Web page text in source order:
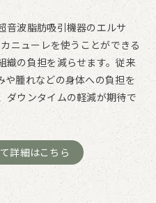
音波脂肪吸引機器のエルサ
ニューレを使うことができる
織の負担を減らせます。従来
や腫れなどの身体への負担を
ダウンタイムの軽減が期待で
詳細はこちら